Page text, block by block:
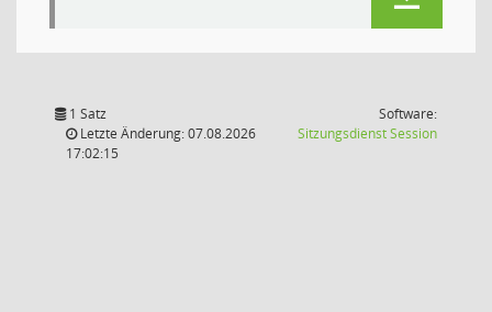
1 Satz
Letzte Änderung: 07.08.2026
17:02:15
Software:
SitzungsdienstSession(Wird in